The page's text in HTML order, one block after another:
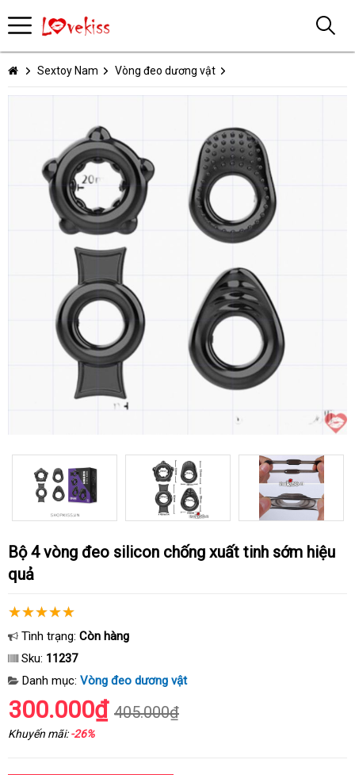
Sextoy Nam Vòng đeo dương vật
Bộ 4 vòng đeo silicon chống xuất tinh sớm hiệu
quả
Tình trạng: Còn hàng
Sku: 11237
Danh mục: Vòng đeo dương vật
300.000₫ 405.000₫
Khuyến mãi:-26%